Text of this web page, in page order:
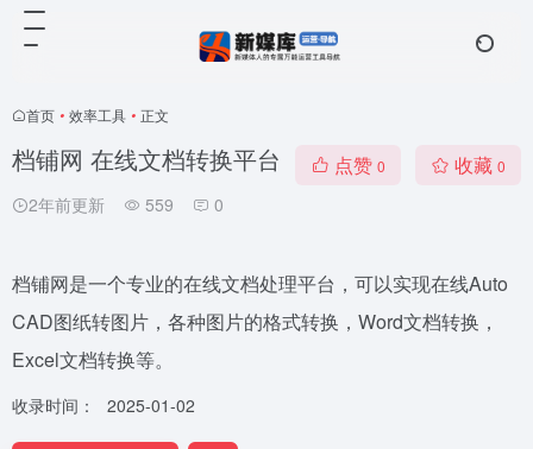
首页 • 效率工具 • 正文
档铺网 在线文档转换平台
2年前更新 559 0
点赞 0 收藏 0
档铺网是一个专业的在线文档处理平台，可以实现在线Auto
CAD图纸转图片，各种图片的格式转换，Word文档转换，
Excel文档转换等。
收录时间： 2025-01-02